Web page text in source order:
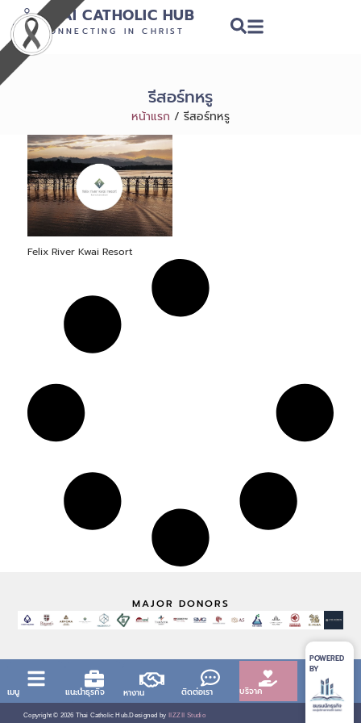
THAI CATHOLIC HUB
CONNECTING IN CHRIST
รีสอร์ทหรู
หน้าแรก / รีสอร์ทหรู
Felix River Kwai Resort
MAJOR DONORS
เมนู แนะนำธุรกิจ หางาน ติดต่อเรา บริจาค
Copyright © 2026 Thai Catholic Hub.Designed by IIZZII Studio
POWERED
BY